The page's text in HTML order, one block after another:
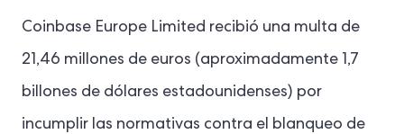
Coinbase Europe Limited recibió una multa de
21,46 millones de euros (aproximadamente 1,7
billones de dólares estadounidenses) por
incumplir las normativas contra el blanqueo de